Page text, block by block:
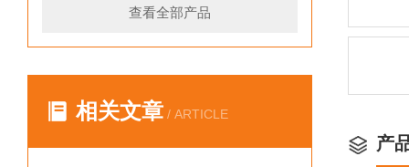
查看全部产品
相关文章 / ARTICLE
产